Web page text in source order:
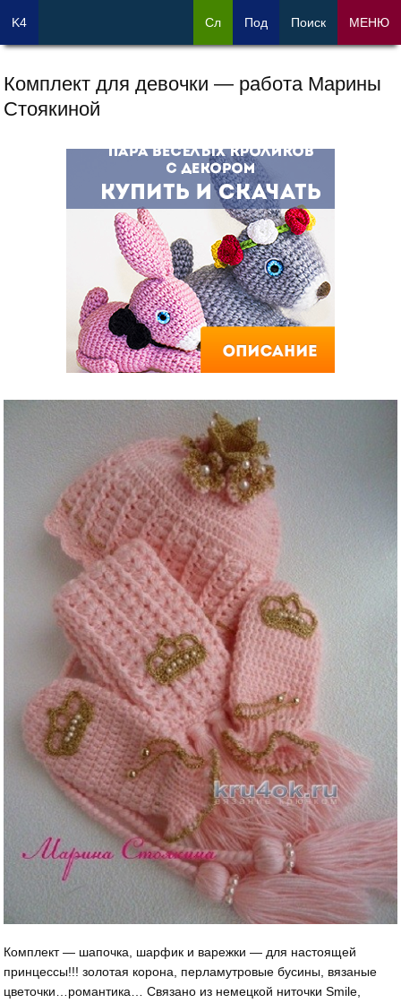
Комплект для девочки — работа Марины
Стоякиной
Комплект — шапочка, шарфик и варежки — для настоящей
принцессы!!! золотая корона, перламутровые бусины, вязаные
цветочки…романтика… Связано из немецкой ниточки Smile,
K4 Сл Под Поиск МЕНЮ